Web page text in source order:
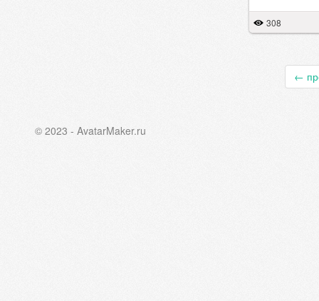
308
←
© 2023 - AvatarMaker.ru